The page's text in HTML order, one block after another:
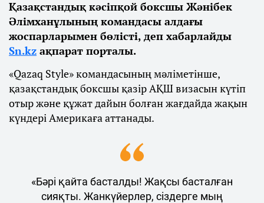
Қазақстандық кәсіпқой боксшы Жәнібек
Әлімханұлының командасы алдағы
жоспарларымен бөлісті, деп хабарлайды
Sn.kz ақпарат порталы.
«Qazaq Style» командасының мәліметінше,
қазақстандық боксшы қазір АҚШ визасын күтіп
отыр және құжат дайын болған жағдайда жақын
күндері Америкаға аттанады.
«Бәрі қайта басталды! Жақсы басталған
сияқты. Жанкүйерлер, сіздерге мың